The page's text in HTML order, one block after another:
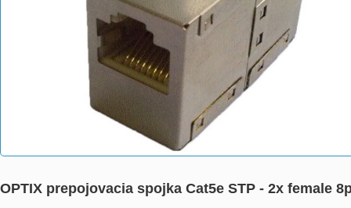
OPTIX prepojovacia spojka Cat5e STP - 2x female